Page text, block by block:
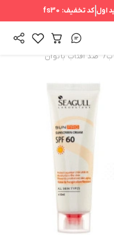
اول کد تخفیف: fs30
/ ضد آفتاب بانوان